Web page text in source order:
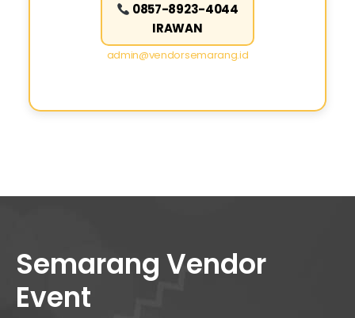
0857-8923-4044
IRAWAN
admin@vendorsemarang.id
Semarang Vendor
Event